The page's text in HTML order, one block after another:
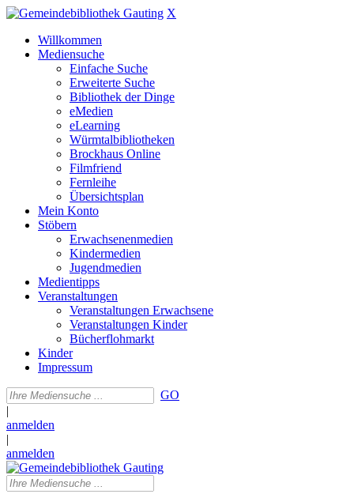
X
Willkommen
Mediensuche
Einfache Suche
Erweiterte Suche
Bibliothek der Dinge
eMedien
eLearning
Würmtalbibliotheken
Brockhaus Online
Filmfriend
Fernleihe
Übersichtsplan
Mein Konto
Stöbern
Erwachsenenmedien
Kindermedien
Jugendmedien
Medientipps
Veranstaltungen
Veranstaltungen Erwachsene
Veranstaltungen Kinder
Bücherflohmarkt
Kinder
Impressum
GO
|
anmelden
|
anmelden